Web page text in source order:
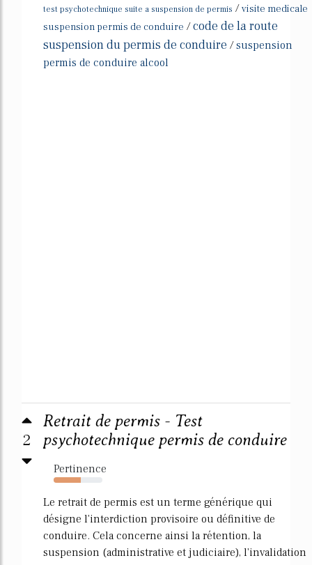
test psychotechnique suite a suspension de permis /visite medicale
suspension permis de conduire /code de la route
suspension du permis de conduire /suspension
permis de conduire alcool
2
Retrait de permis - Test
psychotechnique permis de conduire
Pertinence
56%
Le retrait de permis est un terme générique qui
désigne l'interdiction provisoire ou définitive de
conduire. Cela concerne ainsi la rétention, la
suspension (administrative et judiciaire), l'invalidation